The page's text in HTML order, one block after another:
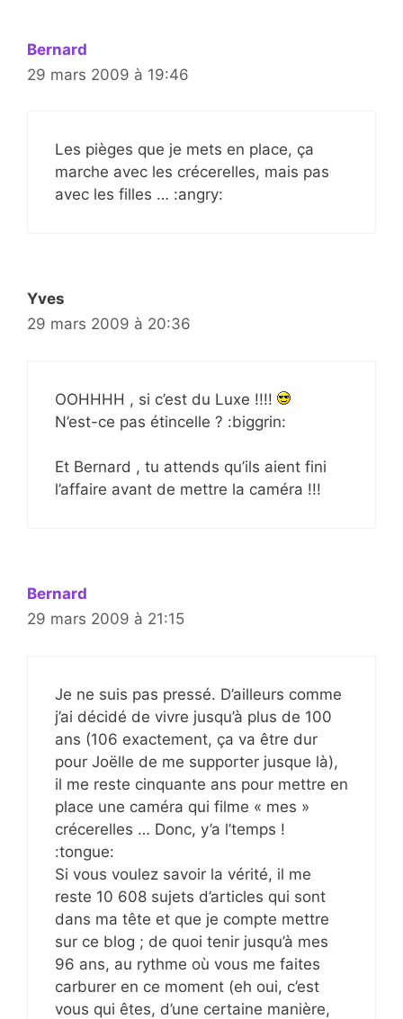
Bernard
29 mars 2009 à 19:46
Les pièges que je mets en place, ça
marche avec les crécerelles, mais pas
avec les filles … :angry:
Yves
29 mars 2009 à 20:36
OOHHHH , si c’est du Luxe !!!!
N’est-ce pas étincelle ? :biggrin:
Et Bernard , tu attends qu’ils aient fini
l’affaire avant de mettre la caméra !!!
Bernard
29 mars 2009 à 21:15
Je ne suis pas pressé. D’ailleurs comme
j’ai décidé de vivre jusqu’à plus de 100
ans (106 exactement, ça va être dur
pour Joëlle de me supporter jusque là),
il me reste cinquante ans pour mettre en
place une caméra qui filme « mes »
crécerelles … Donc, y’a l’temps !
:tongue:
Si vous voulez savoir la vérité, il me
reste 10 608 sujets d’articles qui sont
dans ma tête et que je compte mettre
sur ce blog ; de quoi tenir jusqu’à mes
96 ans, au rythme où vous me faites
carburer en ce moment (eh oui, c’est
vous qui êtes, d’une certaine manière,